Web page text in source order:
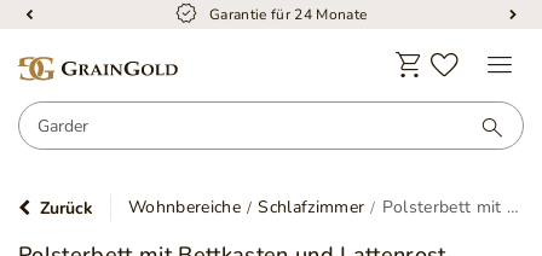
Garantie für 24 Monate
Zurück Wohnbereiche Schlafzimmer Polsterbett mit Bettkasten und Lattenrost 180x200 Bliss Braun